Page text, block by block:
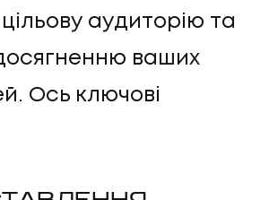
аудиторію та
ваших
Ось ключові